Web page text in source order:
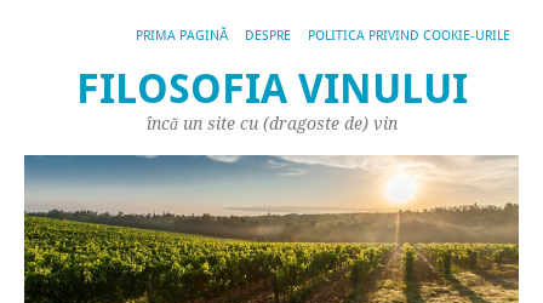
PRIMA PAGINĂ DESPRE POLITICA PRIVIND COOKIE-URILE
FILOSOFIA VINULUI
încă un site cu (dragoste de) vin